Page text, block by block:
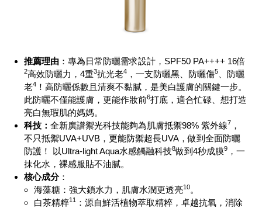
推薦理由 ：專為日常防曬需求設計，SPF50 PA++++ 16倍
2高效防曬力，4重3抗光老4 ，一支防曬黑、防曬傷5
、防曬
老4 ！高防曬係數且清爽不黏膩，是美白護膚的關鍵一步。
此防曬不僅能護膚，更能作妝前6打底，適合忙碌、想打造
亮白無瑕肌的媽媽。
科技：全新廣譜禦光科技能夠為肌膚抵禦98%紫外線7 ，
不只抵禦UVA+UVB ，更能防禦超長UVA ，做到全面防曬
防護！ 以Ultra-light Aqua水感觸融科技8做到4秒成膜9 ，一
抹化水，裸感服貼不油膩。
核心成分：
海藻糖：強大鎖水力，肌膚水潤更透亮10。
白茶精粹11：源自鮮活植物萃取精粹，卓越抗氧，消除